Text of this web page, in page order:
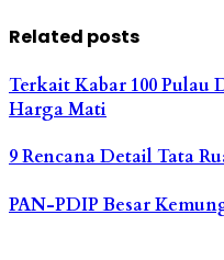
Related posts
Terkait Kabar 100
Harga Mati
9 Rencana Detail Tata
PAN-PDIP Besar